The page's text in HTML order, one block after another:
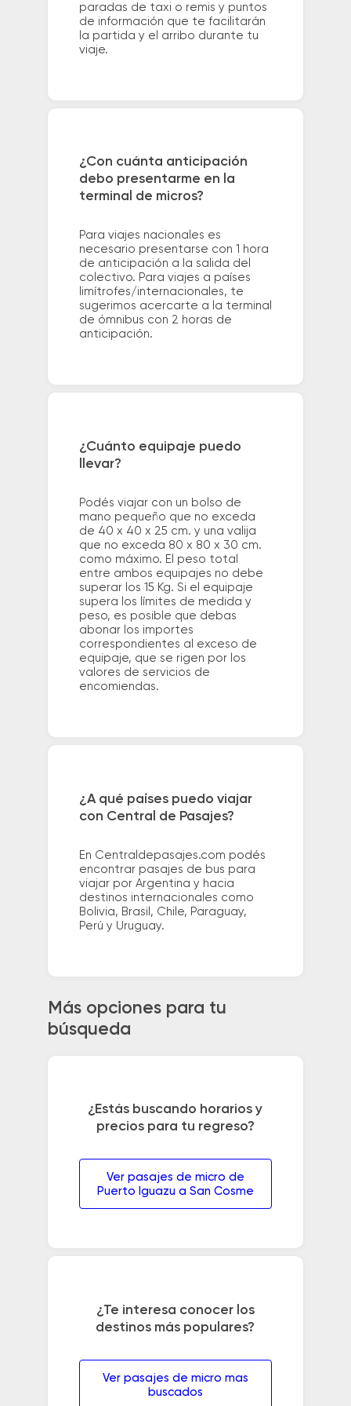
paradas de taxi o remis y puntos
de información que te facilitarán
la partida y el arribo durante tu
viaje.
¿Con cuánta anticipación
debo presentarme en la
terminal de micros?
Para viajes nacionales es
necesario presentarse con 1 hora
de anticipación a la salida del
colectivo. Para viajes a países
limítrofes/internacionales, te
sugerimos acercarte a la terminal
de ómnibus con 2 horas de
anticipación.
¿Cuánto equipaje puedo
llevar?
Podés viajar con un bolso de
mano pequeño que no exceda
de 40 x 40 x 25 cm. y una valija
que no exceda 80 x 80 x 30 cm.
como máximo. El peso total
entre ambos equipajes no debe
superar los 15 Kg. Si el equipaje
supera los límites de medida y
peso, es posible que debas
abonar los importes
correspondientes al exceso de
equipaje, que se rigen por los
valores de servicios de
encomiendas.
¿A qué países puedo viajar
con Central de Pasajes?
En Centraldepasajes.com podés
encontrar pasajes de bus para
viajar por Argentina y hacia
destinos internacionales como
Bolivia, Brasil, Chile, Paraguay,
Perú y Uruguay.
Más opciones para tu
búsqueda
¿Estás buscando horarios y
precios para tu regreso?
Ver pasajes de micro de
Puerto Iguazu a San Cosme
¿Te interesa conocer los
destinos más populares?
Ver pasajes de micro mas
buscados